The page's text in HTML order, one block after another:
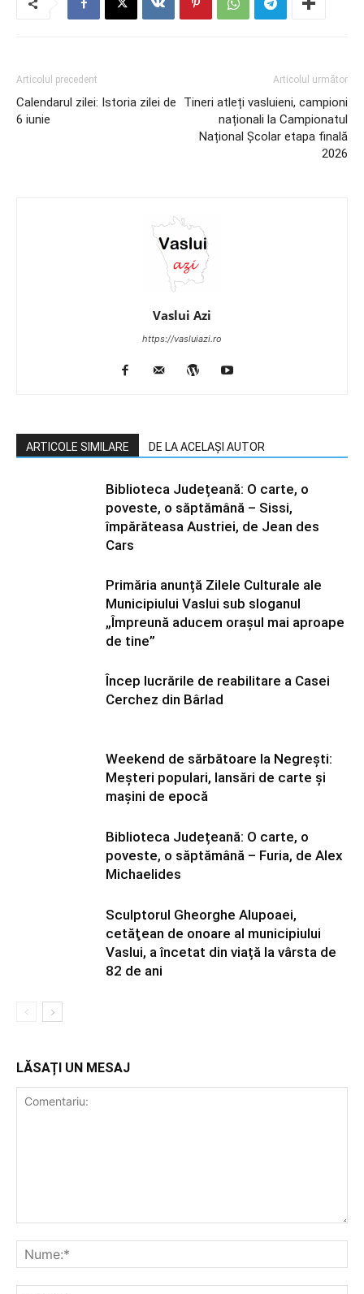
Articolul precedent
Calendarul zilei: Istoria zilei de
6 iunie
Articolul următor
Tineri atleți vasluieni, campioni
naționali la Campionatul
Național Școlar etapa finală
2026
Vaslui Azi
https://vasluiazi.ro
ARTICOLE SIMILARE DE LA ACELAȘI AUTOR
Biblioteca Județeană: O carte, o
poveste, o săptămână – Sissi,
împărăteasa Austriei, de Jean des
Cars
Primăria anunță Zilele Culturale ale
Municipiului Vaslui sub sloganul
„Împreună aducem orașul mai aproape
de tine”
Încep lucrările de reabilitare a Casei
Cerchez din Bârlad
Weekend de sărbătoare la Negrești:
Meșteri populari, lansări de carte și
mașini de epocă
Biblioteca Județeană: O carte, o
poveste, o săptămână – Furia, de Alex
Michaelides
Sculptorul Gheorghe Alupoaei,
cetăţean de onoare al municipiului
Vaslui, a încetat din viață la vârsta de
82 de ani
LĂSAȚI UN MESAJ